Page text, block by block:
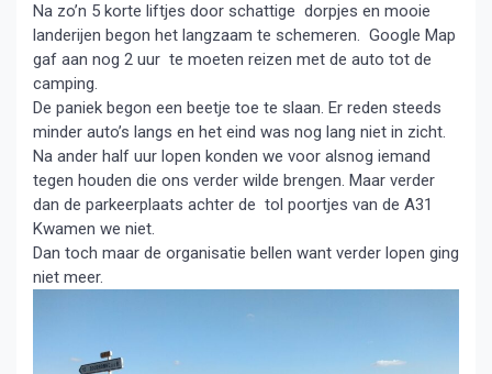
Na zo’n 5 korte liftjes door schattige dorpjes en mooie
landerijen begon het langzaam te schemeren. Google Map
gaf aan nog 2 uur te moeten reizen met de auto tot de
camping.
De paniek begon een beetje toe te slaan. Er reden steeds
minder auto’s langs en het eind was nog lang niet in zicht.
Na ander half uur lopen konden we voor alsnog iemand
tegen houden die ons verder wilde brengen. Maar verder
dan de parkeerplaats achter de tol poortjes van de A31
Kwamen we niet.
Dan toch maar de organisatie bellen want verder lopen ging
niet meer.